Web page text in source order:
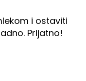
i ostaviti
Prijatno!